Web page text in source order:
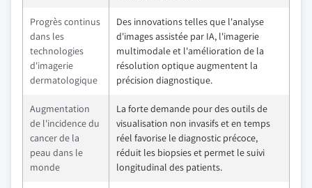
Progrès continus
dans les
technologies
d'imagerie
dermatologique
Des innovations telles que l'analyse
d'images assistée par IA, l'imagerie
multimodale et l'amélioration de la
résolution optique augmentent la
précision diagnostique.
Augmentation
de l'incidence du
cancer de la
peau dans le
monde
La forte demande pour des outils de
visualisation non invasifs et en temps
réel favorise le diagnostic précoce,
réduit les biopsies et permet le suivi
longitudinal des patients.